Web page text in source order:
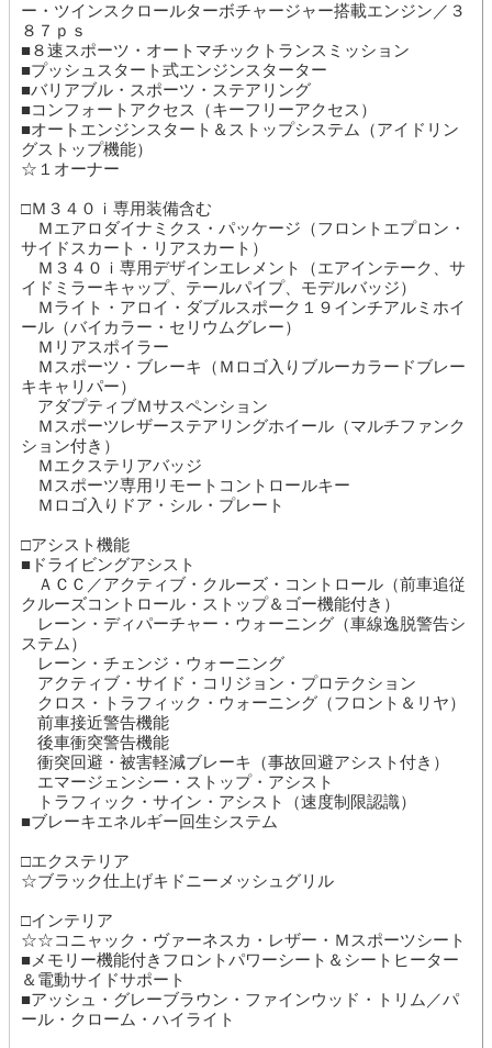
ー・ツインスクロールターボチャージャー搭載エンジン／３
８７ｐｓ
■８速スポーツ・オートマチックトランスミッション
■プッシュスタート式エンジンスターター
■バリアブル・スポーツ・ステアリング
■コンフォートアクセス（キーフリーアクセス）
■オートエンジンスタート＆ストップシステム（アイドリン
グストップ機能）
☆１オーナー
□Ｍ３４０ｉ専用装備含む
Ｍエアロダイナミクス・パッケージ（フロントエプロン・
サイドスカート・リアスカート）
Ｍ３４０ｉ専用デザインエレメント（エアインテーク、サ
イドミラーキャップ、テールパイプ、モデルバッジ）
Ｍライト・アロイ・ダブルスポーク１９インチアルミホイ
ール（バイカラー・セリウムグレー）
Ｍリアスポイラー
Ｍスポーツ・ブレーキ（Ｍロゴ入りブルーカラードブレー
キキャリパー）
アダプティブＭサスペンション
Ｍスポーツレザーステアリングホイール（マルチファンク
ション付き）
Ｍエクステリアバッジ
Ｍスポーツ専用リモートコントロールキー
Ｍロゴ入りドア・シル・プレート
□アシスト機能
■ドライビングアシスト
ＡＣＣ／アクティブ・クルーズ・コントロール（前車追従
クルーズコントロール・ストップ＆ゴー機能付き）
レーン・ディパーチャー・ウォーニング（車線逸脱警告シ
ステム）
レーン・チェンジ・ウォーニング
アクティブ・サイド・コリジョン・プロテクション
クロス・トラフィック・ウォーニング（フロント＆リヤ）
前車接近警告機能
後車衝突警告機能
衝突回避・被害軽減ブレーキ（事故回避アシスト付き）
エマージェンシー・ストップ・アシスト
トラフィック・サイン・アシスト（速度制限認識）
■ブレーキエネルギー回生システム
□エクステリア
☆ブラック仕上げキドニーメッシュグリル
□インテリア
☆☆コニャック・ヴァーネスカ・レザー・Ｍスポーツシート
■メモリー機能付きフロントパワーシート＆シートヒーター
＆電動サイドサポート
■アッシュ・グレーブラウン・ファインウッド・トリム／パ
ール・クローム・ハイライト